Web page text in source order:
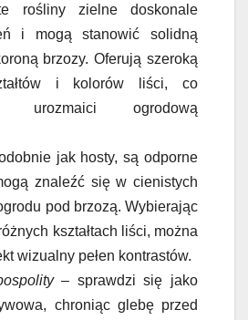
zielne doskonale
i mogą stanowić solidną
brzozy. Oferują szeroką
i kolorów liści, co
urozmaici ogrodową
jak hosty, są odporne
znaleźć się w cienistych
pod brzozą. Wybierając
kształtach liści, można
wizualny pełen kontrastów.
– sprawdzi się jako
chroniąc glebę przed